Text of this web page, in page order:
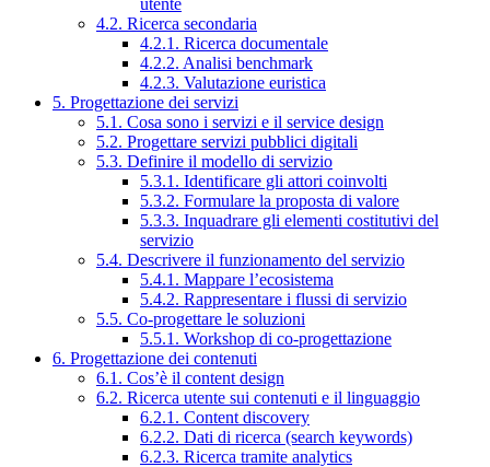
utente
4.2. Ricerca secondaria
4.2.1. Ricerca documentale
4.2.2. Analisi benchmark
4.2.3. Valutazione euristica
5. Progettazione dei servizi
5.1. Cosa sono i servizi e il service design
5.2. Progettare servizi pubblici digitali
5.3. Definire il modello di servizio
5.3.1. Identificare gli attori coinvolti
5.3.2. Formulare la proposta di valore
5.3.3. Inquadrare gli elementi costitutivi del
servizio
5.4. Descrivere il funzionamento del servizio
5.4.1. Mappare l’ecosistema
5.4.2. Rappresentare i flussi di servizio
5.5. Co-progettare le soluzioni
5.5.1. Workshop di co-progettazione
6. Progettazione dei contenuti
6.1. Cos’è il content design
6.2. Ricerca utente sui contenuti e il linguaggio
6.2.1. Content discovery
6.2.2. Dati di ricerca (search keywords)
6.2.3. Ricerca tramite analytics